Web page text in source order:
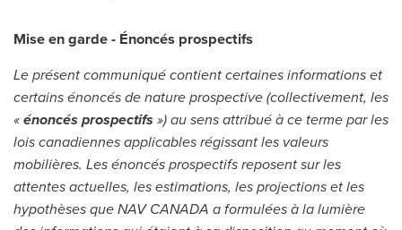
Mise en garde - Énoncés prospectifs
Le présent communiqué contient certaines informations et
certains énoncés de nature prospective (collectivement, les
«énoncés prospectifs ») au sens attribué à ce terme par les
lois canadiennes applicables régissant les valeurs
mobilières. Les énoncés prospectifs reposent sur les
attentes actuelles, les estimations, les projections et les
hypothèses que NAV CANADA a formulées à la lumière